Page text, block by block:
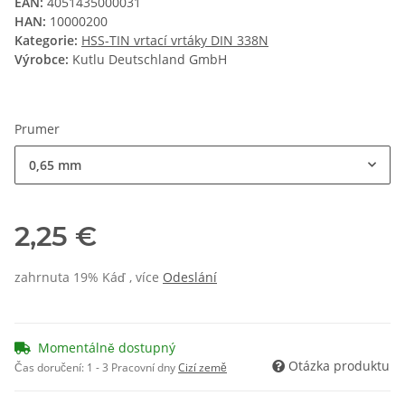
HAN: 10000200
Kategorie: HSS-TIN vrtací vrtáky DIN 338N
Výrobce: Kutlu Deutschland GmbH
Prumer
0,65 mm
2,25 €
zahrnuta 19% Káď , více Odeslání
Momentálně dostupný
Čas doručení: 1 - 3 Pracovní dnyCizí země Otázka produktu